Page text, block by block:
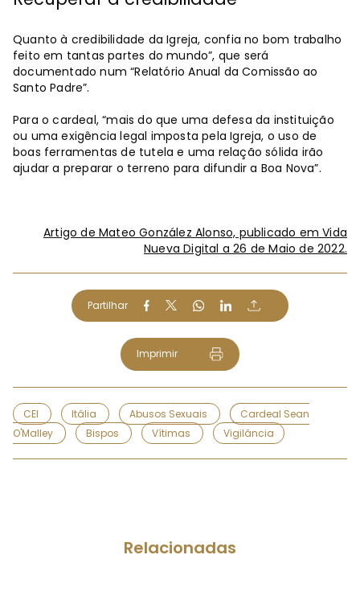
Quanto à credibilidade da Igreja, confia no bom trabalho
feito em tantas partes do mundo”, que será
documentado num “Relatório Anual da Comissão ao
Santo Padre”.
Para o cardeal, “mais do que uma defesa da instituição
ou uma exigência legal imposta pela Igreja, o uso de
boas ferramentas de tutela e uma relação sólida irão
ajudar a preparar o terreno para difundir a Boa Nova”.
Artigo de Mateo González Alonso, publicado em Vida
Nueva Digital a 26 de Maio de 2022.
Partilhar
Imprimir
CEI Itália Abusos Sexuais
Cardeal Sean
O'Malley
Bispos Vítimas Vigilância
Relacionadas